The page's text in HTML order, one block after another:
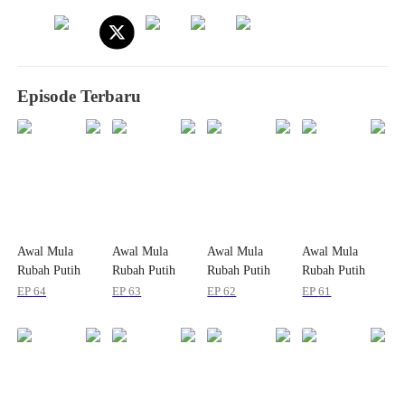
Episode Terbaru
Awal Mula
Rubah Putih
Kecil
EP64
Awal Mula
Rubah Putih
Kecil
EP63
Awal Mula
Rubah Putih
Kecil
EP62
Awal Mula
Rubah Putih
Kecil
EP61